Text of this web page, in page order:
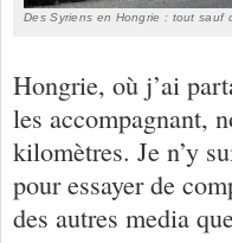
Des Syriens en Hongrie : tout sauf
Hongrie, où j’ai
les accompagnant,
kilomètres. Je n’y
pour essayer de
des autres media